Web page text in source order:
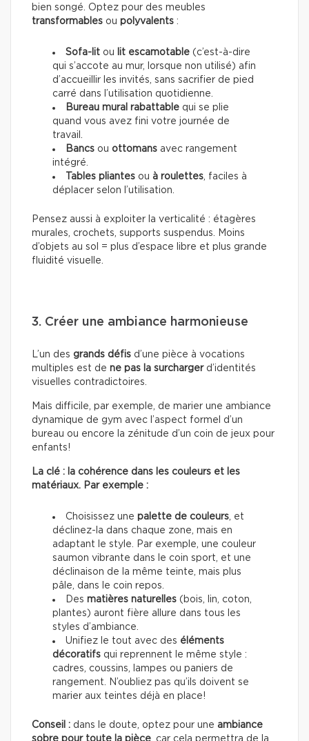
bien songé. Optez pour des meubles
transformables ou polyvalents :
Sofa-lit ou lit escamotable (c’est-à-dire
qui s’accote au mur, lorsque non utilisé) afin
d’accueillir les invités, sans sacrifier de pied
carré dans l’utilisation quotidienne.
Bureau mural rabattable qui se plie
quand vous avez fini votre journée de
travail.
Bancs ou ottomans avec rangement
intégré.
Tables pliantes ou à roulettes, faciles à
déplacer selon l’utilisation.
Pensez aussi à exploiter la verticalité : étagères
murales, crochets, supports suspendus. Moins
d’objets au sol = plus d’espace libre et plus grande
fluidité visuelle.
3. Créer une ambiance harmonieuse
L’un des grands défis d’une pièce à vocations
multiples est de ne pas la surchargerd’identités
visuelles contradictoires.
Mais difficile, par exemple, de marier une ambiance
dynamique de gym avec l’aspect formel d’un
bureau ou encore la zénitude d’un coin de jeux pour
enfants!
La clé : la cohérence dans les couleurs et les
matériaux. Par exemple :
Choisissez une palette de couleurs, et
déclinez-la dans chaque zone, mais en
adaptant le style. Par exemple, une couleur
saumon vibrante dans le coin sport, et une
déclinaison de la même teinte, mais plus
pâle, dans le coin repos.
Des matières naturelles (bois, lin, coton,
plantes) auront fière allure dans tous les
styles d’ambiance.
Unifiez le tout avec des éléments
décoratifs qui reprennent le même style :
cadres, coussins, lampes ou paniers de
rangement. N’oubliez pas qu’ils doivent se
marier aux teintes déjà en place!
Conseil : dans le doute, optez pour une ambiance